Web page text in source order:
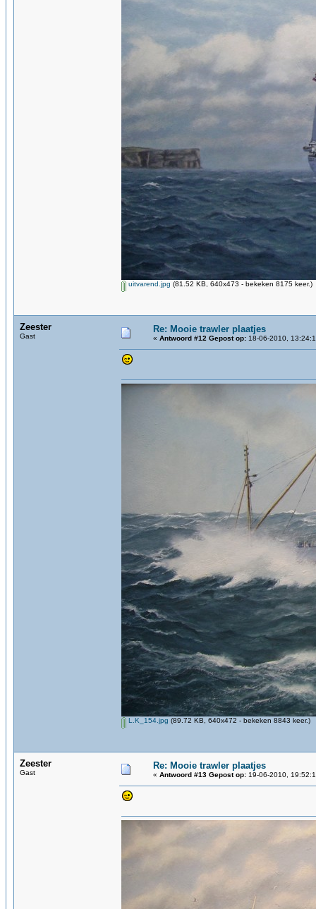
uitvarend.jpg (81.52 KB, 640x473 - bekeken 8175 keer.)
Zeester
Gast
Re: Mooie trawler plaatjes
« Antwoord #12 Gepost op: 18-06-2010,
L.K_154.jpg (89.72 KB, 640x472 - bekeken 8843 keer.)
Zeester
Gast
Re: Mooie trawler plaatjes
« Antwoord #13 Gepost op: 19-06-2010,